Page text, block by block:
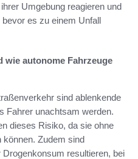
Umgebung reagieren und
es zu einem Unfall
wie autonome Fahrzeuge
sind ablenkende
Fahrer unachtsam werden.
dieses Risiko, da sie ohne
können. Zudem sind
Drogenkonsum resultieren, bei